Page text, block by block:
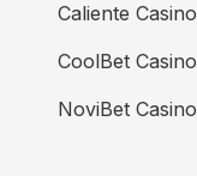
Caliente Casino
CoolBet Casino
NoviBet Casino